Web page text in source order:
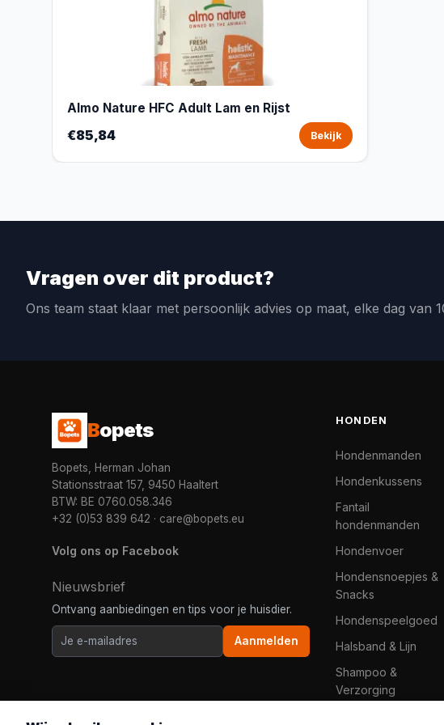
Almo Nature HFC Adult Lam en Rijst
€85,84 Bekijk
Vragen over dit product?
Ons team staat klaar met persoonlijk advies op maat, elke dag van
Bopets
Bopets, Herman Johan
Stationsstraat 157, 9450 Haaltert
BTW: BE 0760.058.346
+32 (0)53 839 642 · care@bopets.eu
Volg ons op Facebook
Nieuwsbrief
Ontvang aanbiedingen en tips voor je huisdier.
Aanmelden
HONDEN
Hondenmanden
Hondenkussens
Fantail
hondenmanden
Hondenvoer
Hondensnoepjes &
Snacks
Hondenspeelgoed
Halsband & Lijn
Shampoo &
Verzorging